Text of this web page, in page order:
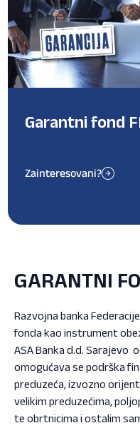
Garantni fond
Zainteresovani?
GARANTNI
Razvojna banka
fonda kao instrument
ASA Banka d.d. Sarajevo
omogućava se podrška
preduzeća, izvozno
velikim preduzećima,
te obrtnicima i ostalim